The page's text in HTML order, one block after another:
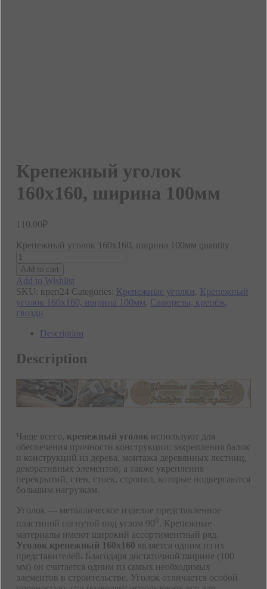
Крепежный уголок
160х160, ширина 100мм
110.00₽
Крепежный уголок 160х160, ширина 100мм quantity
Add to cart
Add to Wishlist
SKU: креп24 Categories: Крепежные уголки, Крепежный
уголок 160х160, ширина 100мм, Саморезы, крепёж,
гвозди
Description
Description
Чаще всего, крепежный уголок используют для
обеспечения прочности конструкции: закрепления балок
и конструкций из дерева, монтажа деревянных лестниц,
декоративных элементов, а также укрепления
перекрытий, стен, стоек, стропил, которые подвергаются
большим нагрузкам.
Уголок — металлическое изделие представленное
пластиной согнутой под углом 900 . Крепежные
материалы имеют широкий ассортиментный ряд.
Уголок крепежный 160х160 является одним из их
представителей. Благодаря достаточной ширине (100
мм) он считается одним из самых необходимых
элементов в строительстве. Уголок отличается особой